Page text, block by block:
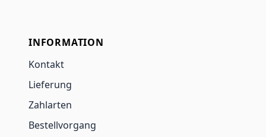
INFORMATION
Kontakt
Lieferung
Zahlarten
Bestellvorgang